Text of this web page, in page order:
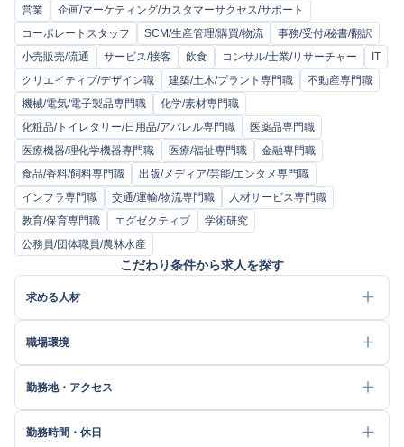
営業
企画/マーケティング/カスタマーサクセス/サポート
コーポレートスタッフ
SCM/生産管理/購買/物流
事務/受付/秘書/翻訳
小売販売/流通
サービス/接客 飲食 コンサル/士業/リサーチャー
IT
クリエイティブ/デザイン職
建築/土木/プラント専門職
不動産専門職
機械/電気/電子製品専門職
化学/素材専門職
化粧品/トイレタリー/日用品/アパレル専門職
医薬品専門職
医療機器/理化学機器専門職
医療/福祉専門職
金融専門職
食品/香料/飼料専門職
出版/メディア/芸能/エンタメ専門職
インフラ専門職
交通/運輸/物流専門職
人材サービス専門職
教育/保育専門職
エグゼクティブ
学術研究
公務員/団体職員/農林水産
こだわり条件から求人を探す
求める人材
職場環境
勤務地・アクセス
勤務時間・休日